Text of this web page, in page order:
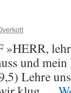
und
Lehre